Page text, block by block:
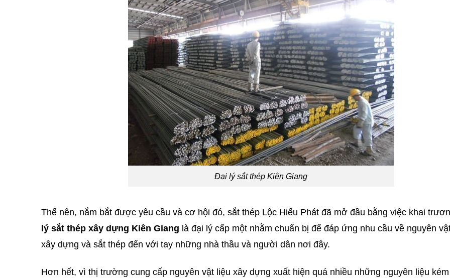
Đại lý sắt thép Kiên Giang
Thế nên, nắm bắt được yêu cầu và cơ hội đó, sắt thép Lộc Hiếu Phát đã mở đầu bằng việc khai
lý sắt thép xây dựng Kiên Giang là đại lý cấp một nhằm chuẩn bị để đáp ứng nhu cầu về nguyên
xây dựng và sắt thép đến với tay những nhà thầu và người dân nơi đây.
Hơn hết, vì thị trường cung cấp nguyên vật liệu xây dựng xuất hiện quá nhiều những nguyên liệu